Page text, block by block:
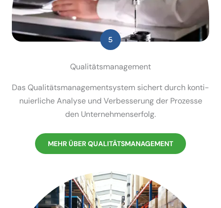
Quali­täts­ma­nagement
Das Quali­täts­ma­nage­ment­system sichert durch konti­
nu­ier­liche Analyse und Verbes­serung der Prozesse
den Unter­neh­mens­erfolg.
MEHR ÜBER QUALI­TÄTS­MA­NAGEMENT